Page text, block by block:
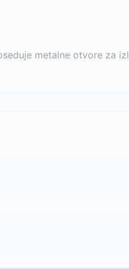
metalne otvore za